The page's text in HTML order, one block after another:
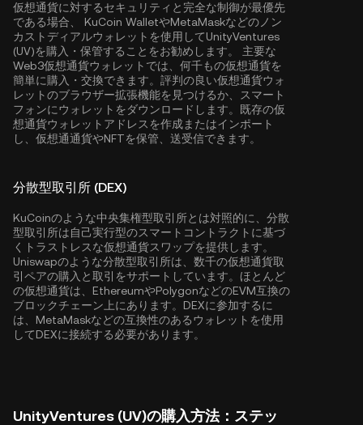
仮想通貨に対するセキュリティと完全な制御が最優先
である場合、 KuCoin WalletやMetaMaskなどのノン
カストディアルウォレットを使用してUnityVentures
(UV)を購入・保管することをお勧めします。 主要な
Web3仮想通貨ウォレットでは、何千もの仮想通貨を
簡単に購入・交換できます。評判の良い仮想通貨ウォ
レットのブラウザー拡張機能を見つけるか、スマート
フォンにウォレットをダウンロードします。既存の仮
想通貨ウォレットアドレスを作成またはインポート
し、仮想通通貨やNFTを保管、送受信できます。
分散型取引所 (DEX)
KuCoinのような中央集権型取引所とは対照的に、分散
型取引所は自己実行型のスマートコントラクトに基づ
くトラストレスな仮想通貨スワップを提供します。
Uniswapのような分散型取引所は、数千の仮想通貨取
引ペアの購入と取引をサポートしています。ほとんど
の仮想通貨は、 EthereumやPolygonなどのEVM互換の
ブロックチェーン上にあります。DEXに参加するに
は、MetaMaskなどの互換性のあるウォレットを使用
してDEXに接続する必要があります。
UnityVentures (UV)の購入方法：ステッ